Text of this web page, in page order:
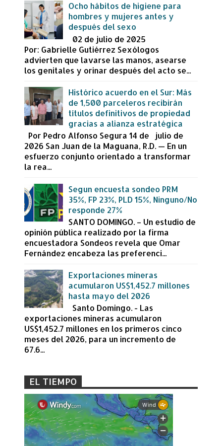
Ocho hábitos de higiene para
hombres y mujeres antes y
después del sexo
02 de julio de 2025
Por: Gabrielle Gutiérrez Sexólogos
advierten que lavarse las manos, asearse
los genitales y orinar después del acto se...
Histórico acuerdo en el Sur: Más
de 1,500 parceleros recibirán
títulos definitivos de propiedad
gracias a alianza estratégica
Por Pedro Alfonso Segura 14 de julio de
2026 San Juan de la Maguana, R.D. — En un
esfuerzo conjunto orientado a transformar
la rea...
Segun encuesta sondeo PRM
35%, FP 23%, PLD 15%, Ninguno/No
responde 27%
SANTO DOMINGO. – Un estudio de
opinión pública realizado por la firma
encuestadora Sondeos revela que Omar
Fernández encabeza las preferenci...
Exportaciones mineras
acumularon US$1,452.7 millones
hasta mayo del 2026
Santo Domingo. - Las
exportaciones mineras acumularon
US$1,452.7 millones en los primeros cinco
meses del 2026, para un incremento de
67.6...
EL TIEMPO